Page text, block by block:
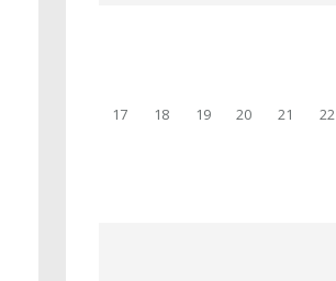
17 18 19 20 21 22